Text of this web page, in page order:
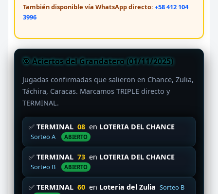
También disponible vía WhatsApp directo: +58 412 104
3996
🎯 Aciertos del Grandatero (01/11/2025)
Jugadas confirmadas que salieron en Chance, Zulia,
Táchira, Caracas. Marcamos TRIPLE directo y
TERMINAL.
✅ TERMINAL 08 en LOTERIA DEL CHANCE
Sorteo A ABIERTO
✅ TERMINAL 73 en LOTERIA DEL CHANCE
Sorteo B ABIERTO
✅ TERMINAL 60 en Loteria del Zulia Sorteo B